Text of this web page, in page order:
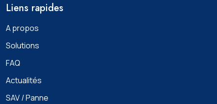
Liens rapides
A propos
Solutions
FAQ
Actualités
SAV / Panne